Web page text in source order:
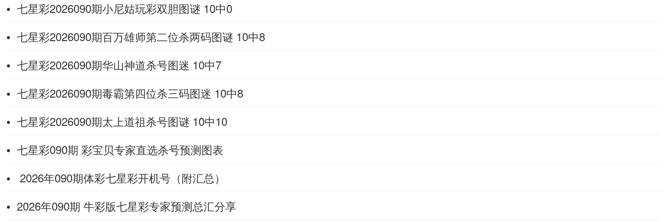
七星彩2026090期小尼姑玩彩双胆图谜 10中0
七星彩2026090期百万雄师第二位杀两码图谜 10中8
七星彩2026090期华山神道杀号图迷 10中7
七星彩2026090期毒霸第四位杀三码图迷 10中8
七星彩2026090期太上道祖杀号图谜 10中10
七星彩090期 彩宝贝专家直选杀号预测图表
2026年090期体彩七星彩开机号（附汇总）
2026年090期 牛彩版七星彩专家预测总汇分享